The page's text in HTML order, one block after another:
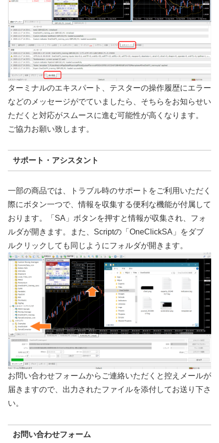
ターミナルのエキスパート、テスターの操作履歴にエラー
などのメッセージがでていましたら、そちらをお知らせい
ただくと対応がスムースに進む可能性が高くなります。
ご協力お願い致します。
サポート・アシスタント
一部の商品では、トラブル時のサポートをご利用いただく
際にボタン一つで、情報を収集する便利な機能が付属して
おります。「SA」ボタンを押すと情報が収集され、フォ
ルダが開きます。また、Scriptの「OneClickSA」をダブ
ルクリックしても同じようにフォルダが開きます。
お問い合わせフォームからご連絡いただくと控えメールが
届きますので、出力されたファイルを添付してお送り下さ
い。
お問い合わせフォーム